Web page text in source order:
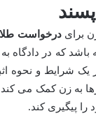
برایدرخواست
باشد که در دادگاه
یک شرایط و نحوه
به زن کمک می کند
را پیگیری کند.